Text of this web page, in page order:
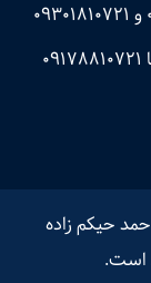
و 09301810721
حیکم زاده
است.